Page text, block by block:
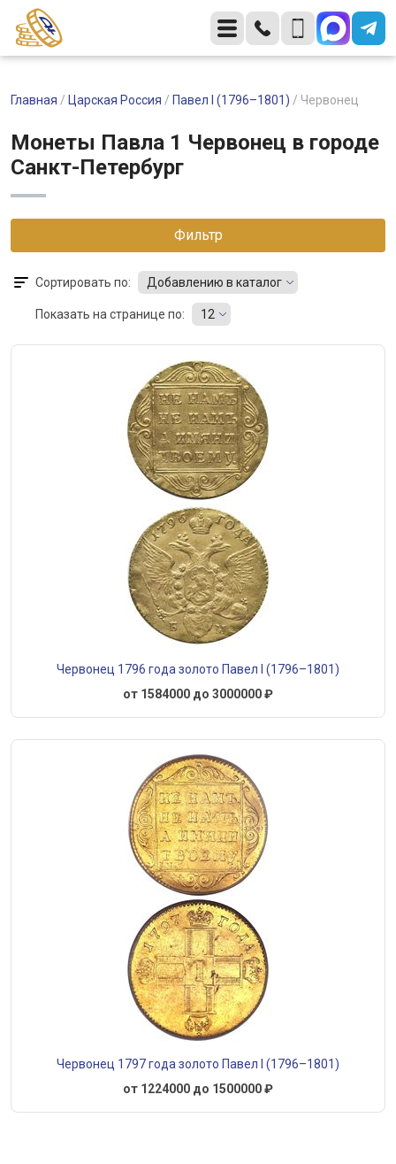
Главная / Царская Россия / Павел I (1796–1801) / Червонец
Монеты Павла 1 Червонец в городе
Санкт-Петербург
Фильтр
Сортировать по: Добавлению в каталог
Показать на странице по: 12
Червонец 1796 года золото Павел I (1796–1801)
от 1584000 до 3000000 ₽
Червонец 1797 года золото Павел I (1796–1801)
от 1224000 до 1500000 ₽